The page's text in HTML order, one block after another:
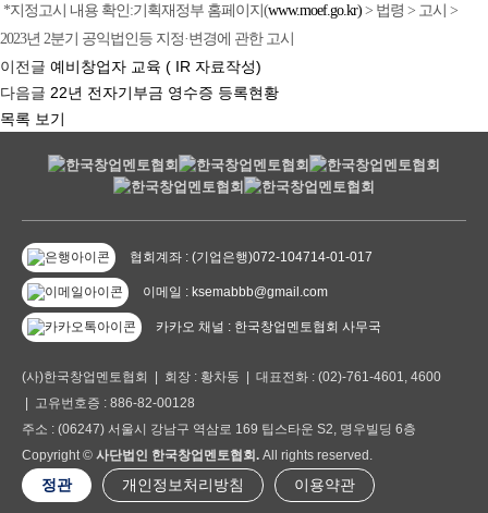
*지정고시 내용 확인:기획재정부 홈페이지(www.moef.go.kr) > 법령 > 고시 >
2023년 2분기 공익법인등 지정·변경에 관한 고시
이전글 예비창업자 교육 ( IR 자료작성)
다음글 22년 전자기부금 영수증 등록현황
목록 보기
협회계좌 : (기업은행)072-104714-01-017
이메일 : ksemabbb@gmail.com
카카오 채널 : 한국창업멘토협회 사무국
(사)한국창업멘토협회 | 회장 : 황차동 | 대표전화 : (02)-761-4601, 4600
| 고유번호증 : 886-82-00128
주소 : (06247) 서울시 강남구 역삼로 169 팁스타운 S2, 명우빌딩 6층
Copyright © 사단법인 한국창업멘토협회. All rights reserved.
정관 개인정보처리방침 이용약관